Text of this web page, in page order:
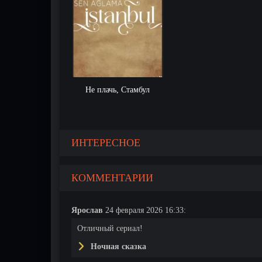
Не плачь, Стамбул
ИНТЕРЕСНОЕ
КОММЕНТАРИИ
Ярослав 24 февраля 2026 16:33:
Отличный сериал!
Ночная сказка